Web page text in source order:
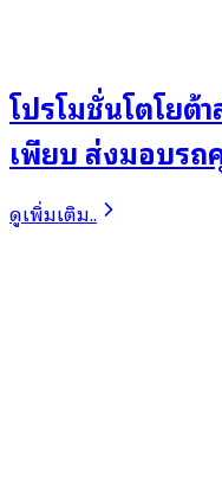
โปรโมชั่นโตโยต้
เพียบ ส่งมอบร
ดูเพิ่มเติม..